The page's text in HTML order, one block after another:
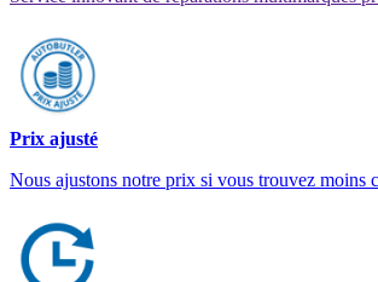
Prix ajusté
Nous ajustons notre prix si vous trouvez moins